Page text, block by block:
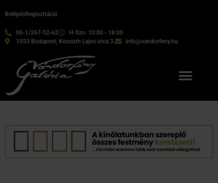
06-1/267-52-62
H-Szo: 10:00 - 18:00
1053 Budapest, Kossuth Lajos utca 3.
info@vandorfeny.hu
BelépésRegisztráció